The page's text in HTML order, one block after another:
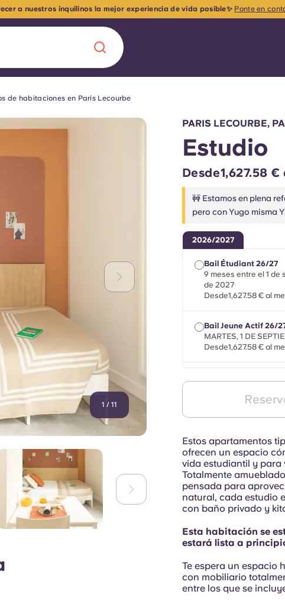
era
innovación,
Quiénes somos
Preguntas frecuentes
a nuestros inquilinos la mejor experiencia de vida posible✨ Ponte en
de habitaciones en París Lecourbe
1 / 11
PARIS LECOURBE,
Estudio
Desde1,627.58
🚧 Estamos en plena
pero con Yugo misma
2026/2027
Bail Étudiant 26/27
9 meses entre el 1 de
de 2027
Desde1,627.58 € al
Bail Jeune Actif 26/
MARTES, 1 DE
Desde1,627.58 € al
el 31 de diciembre de
Estos apartamentos
ofrecen un espacio
vida estudiantil y para
Totalmente
pensada para
natural, cada estudio
con baño privado y
Esta habitación se
estará lista a
Te espera un espacio
con mobiliario
entre los que se